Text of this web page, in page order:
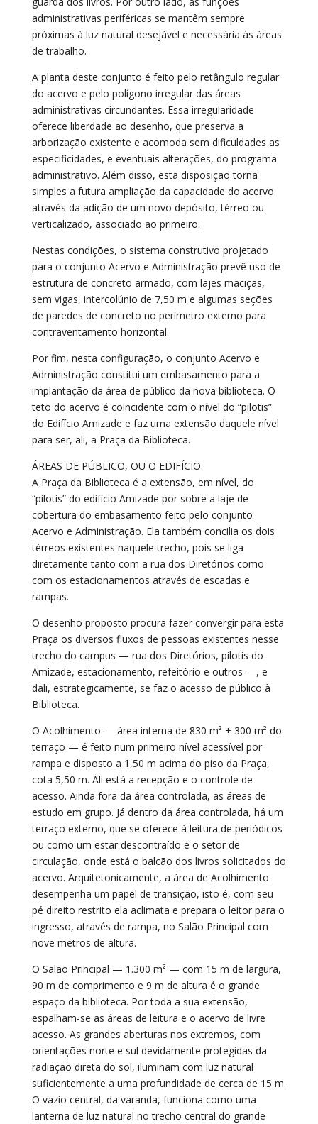
administrativas periféricas se mantêm sempre
próximas à luz natural desejável e necessária às áreas
de trabalho.
A planta deste conjunto é feito pelo retângulo regular
do acervo e pelo polígono irregular das áreas
administrativas circundantes. Essa irregularidade
oferece liberdade ao desenho, que preserva a
arborização existente e acomoda sem dificuldades as
especificidades, e eventuais alterações, do programa
administrativo. Além disso, esta disposição torna
simples a futura ampliação da capacidade do acervo
através da adição de um novo depósito, térreo ou
verticalizado, associado ao primeiro.
Nestas condições, o sistema construtivo projetado
para o conjunto Acervo e Administração prevê uso de
estrutura de concreto armado, com lajes maciças,
sem vigas, intercolúnio de 7,50 m e algumas seções
de paredes de concreto no perímetro externo para
contraventamento horizontal.
Por fim, nesta configuração, o conjunto Acervo e
Administração constitui um embasamento para a
implantação da área de público da nova biblioteca. O
teto do acervo é coincidente com o nível do “pilotis”
do Edifício Amizade e faz uma extensão daquele nível
para ser, ali, a Praça da Biblioteca.
ÁREAS DE PÚBLICO, OU O EDIFÍCIO.
A Praça da Biblioteca é a extensão, em nível, do
“pilotis” do edifício Amizade por sobre a laje de
cobertura do embasamento feito pelo conjunto
Acervo e Administração. Ela também concilia os dois
térreos existentes naquele trecho, pois se liga
diretamente tanto com a rua dos Diretórios como
com os estacionamentos através de escadas e
rampas.
O desenho proposto procura fazer convergir para esta
Praça os diversos fluxos de pessoas existentes nesse
trecho do campus — rua dos Diretórios, pilotis do
Amizade, estacionamento, refeitório e outros —, e
dali, estrategicamente, se faz o acesso de público à
Biblioteca.
O Acolhimento — área interna de 830 m² + 300 m² do
terraço — é feito num primeiro nível acessível por
rampa e disposto a 1,50 m acima do piso da Praça,
cota 5,50 m. Ali está a recepção e o controle de
acesso. Ainda fora da área controlada, as áreas de
estudo em grupo. Já dentro da área controlada, há um
terraço externo, que se oferece à leitura de periódicos
ou como um estar descontraído e o setor de
circulação, onde está o balcão dos livros solicitados do
acervo. Arquitetonicamente, a área de Acolhimento
desempenha um papel de transição, isto é, com seu
pé direito restrito ela aclimata e prepara o leitor para o
ingresso, através de rampa, no Salão Principal com
nove metros de altura.
O Salão Principal — 1.300 m² — com 15 m de largura,
90 m de comprimento e 9 m de altura é o grande
espaço da biblioteca. Por toda a sua extensão,
espalham-se as áreas de leitura e o acervo de livre
acesso. As grandes aberturas nos extremos, com
orientações norte e sul devidamente protegidas da
radiação direta do sol, iluminam com luz natural
suficientemente a uma profundidade de cerca de 15 m.
O vazio central, da varanda, funciona como uma
lanterna de luz natural no trecho central do grande